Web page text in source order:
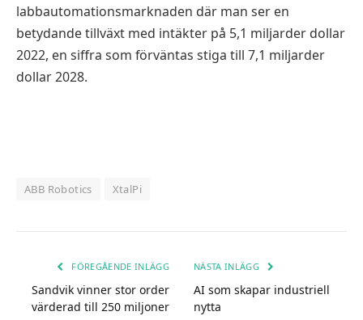
labbautomationsmarknaden där man ser en
betydande tillväxt med intäkter på 5,1 miljarder dollar
2022, en siffra som förväntas stiga till 7,1 miljarder
dollar 2028.
ABB Robotics XtalPi
FÖREGÅENDE INLÄGG
Sandvik vinner stor order
värderad till 250 miljoner
NÄSTA INLÄGG
AI som skapar industriell
nytta